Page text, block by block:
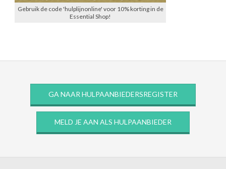
Gebruik de code 'hulplijnonline' voor 10% korting in de
Essential Shop!
GA NAAR HULPAANBIEDERSREGISTER
MELD JE AAN ALS HULPAANBIEDER